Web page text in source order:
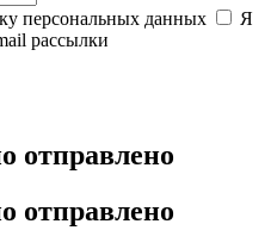
персональных данных
Я
рассылки
отправлено
отправлено